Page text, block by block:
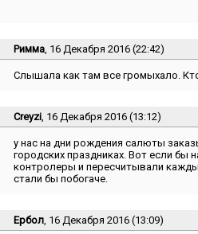
Римма , 16 Декабря 2016 (22:42)
Слышала как там все громыхало.
Creyzi , 16 Декабря 2016 (13:12)
у нас на дни рождения салюты
городских праздниках. Вот если бы
контролеры и пересчитывали
стали бы побогаче.
Ербол , 16 Декабря 2016 (13:09)